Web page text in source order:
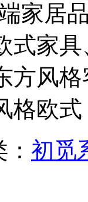
家居
式家
方风
格欧式
初觅